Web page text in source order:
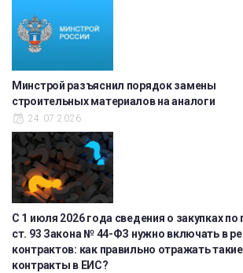
Минстрой разъяснил порядок замены
строительных материалов на аналоги
24.07.2026
С 1 июля 2026 года сведения о закупках по
ст. 93 Закона № 44-ФЗ нужно включать в
контрактов: как правильно отражать такие
контракты в ЕИС?